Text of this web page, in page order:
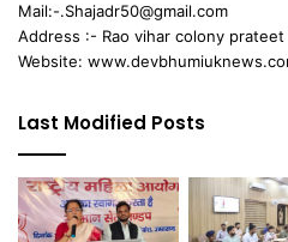
Mail:-.Shajadr50@gmail.com
Address :- Rao vihar colony
Website:
Last Modified Posts